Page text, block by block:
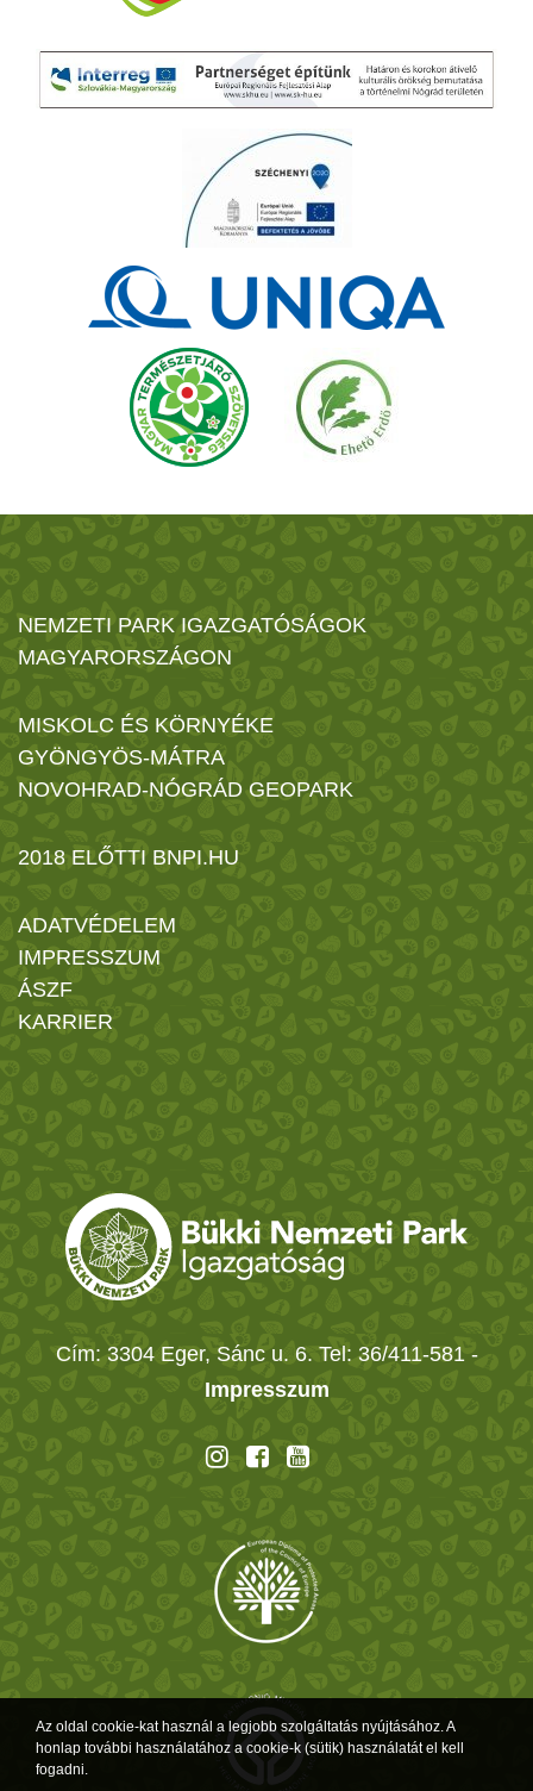
NEMZETI PARK IGAZGATÓSÁGOK
MAGYARORSZÁGON
MISKOLC ÉS KÖRNYÉKE
GYÖNGYÖS-MÁTRA
NOVOHRAD-NÓGRÁD GEOPARK
2018 ELŐTTI BNPI.HU
ADATVÉDELEM
IMPRESSZUM
ÁSZF
KARRIER
Cím: 3304 Eger, Sánc u. 6. Tel: 36/411-581 -
Impresszum
Az oldal cookie-kat használ a legjobb szolgáltatás nyújtásához. A
honlap további használatához a cookie-k (sütik) használatát el kell
fogadni.